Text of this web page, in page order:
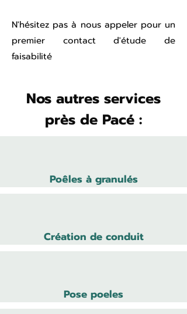
N'hésitez pas à nous appeler pour un
premier contact d'étude de
faisabilité
Nos autres services
près de Pacé :
Poêles à granulés
Création de conduit
Pose poeles